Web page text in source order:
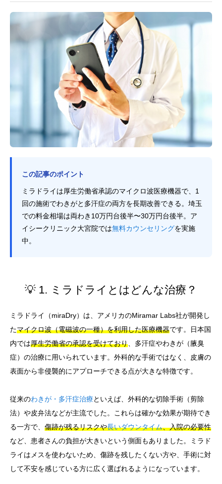
この記事のポイント
ミラドライは厚生労働省承認のマイクロ波医療機器で、1
回の施術でわきがと多汗症の両方を長期改善できる。埼玉
での料金相場は両わき10万円台後半〜30万円台後半。ア
イシークリニック大宮院では無料カウンセリングを実施
中。
💡 1. ミラドライとはどんな治療？
ミラドライ（miraDry）は、アメリカのMiramar Labs社が開発し
たマイクロ波（電磁波の一種）を利用した医療機器です。日本国
内では厚生労働省の承認を受けており 、多汗症やわきが（腋臭
症）の治療に用いられています。外科的な手術ではなく、皮膚の
表面から非侵襲的にアプローチできる点が大きな特徴です。
従来のわきが・多汗症治療といえば、外科的な切除手術（剪除
法）や皮弁法などが主流でした。これらは確かな効果が期待でき
る一方で、 傷跡が残るリスクや長いダウンタイム、入院の必要性
など、患者さんの負担が大きいという側面もありました。ミラド
ライはメスを使わないため、傷跡を残したくない方や、手術に対
して不安を感じている方に広く選ばれるようになっています。